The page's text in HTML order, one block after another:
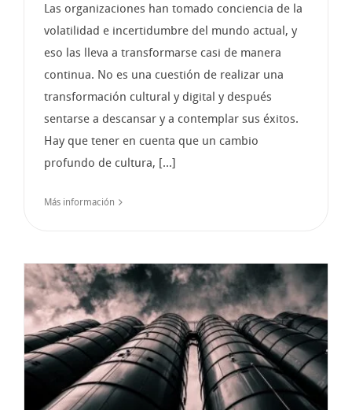
Las organizaciones han tomado conciencia de la
volatilidad e incertidumbre del mundo actual, y
eso las lleva a transformarse casi de manera
continua. No es una cuestión de realizar una
transformación cultural y digital y después
sentarse a descansar y a contemplar sus éxitos.
Hay que tener en cuenta que un cambio
profundo de cultura, [...]
Más información